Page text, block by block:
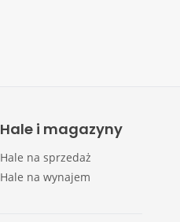
Hale i magazyny
Hale na sprzedaż
Hale na wynajem